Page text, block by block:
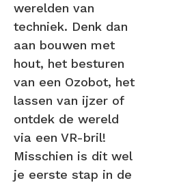
werelden van
techniek. Denk dan
aan bouwen met
hout, het besturen
van een Ozobot, het
lassen van ijzer of
ontdek de wereld
via een VR-bril!
Misschien is dit wel
je eerste stap in de